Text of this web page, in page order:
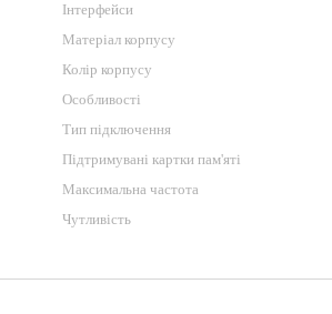
Інтерфейси
Матеріал корпусу
Колір корпусу
Особливості
Тип підключення
Підтримувані картки пам'яті
Максимальна частота
Чутливість